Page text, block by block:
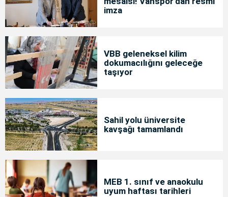
imza
VBB geleneksel kilim
dokumacılığını geleceğe
taşıyor
Sahil yolu üniversite
kavşağı tamamlandı
MEB 1. sınıf ve anaokulu
uyum haftası tarihleri